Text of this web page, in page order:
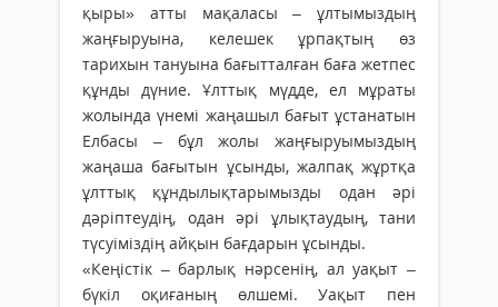
қыры» атты мақаласы – ұлтымыздың
жаңғыруына, келешек ұрпақтың өз
тарихын тануына бағытталған баға жетпес
құнды дүние. Ұлттық мүдде, ел мұраты
жолында үнемі жаңашыл бағыт ұстанатын
Елбасы – бұл жолы жаңғыруымыздың
жаңаша бағытын ұсынды, жалпақ жұртқа
ұлттық құндылықтарымызды одан әрі
дәріптеудің, одан әрі ұлықтаудың, тани
түсуіміздің айқын бағдарын ұсынды.
«Кеңістік – барлық нәрсенің, ал уақыт –
бүкіл оқиғаның өлшемі. Уақыт пен